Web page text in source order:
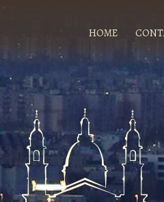
HOME